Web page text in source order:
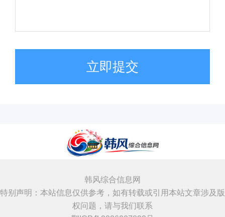
立即提交
韩风综合信息网
特别声明：本站信息仅供参考，如有转载或引用本站文章涉及版
权问题，请与我们联系